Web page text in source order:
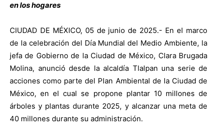
en los hogares
CIUDAD DE MÉXICO, 05 de junio de 2025.- En el marco
de la celebración del Día Mundial del Medio Ambiente, la
jefa de Gobierno de la Ciudad de México, Clara Brugada
Molina, anunció desde la alcaldía Tlalpan una serie de
acciones como parte del Plan Ambiental de la Ciudad de
México, en el cual se propone plantar 10 millones de
árboles y plantas durante 2025, y alcanzar una meta de
40 millones durante su administración.